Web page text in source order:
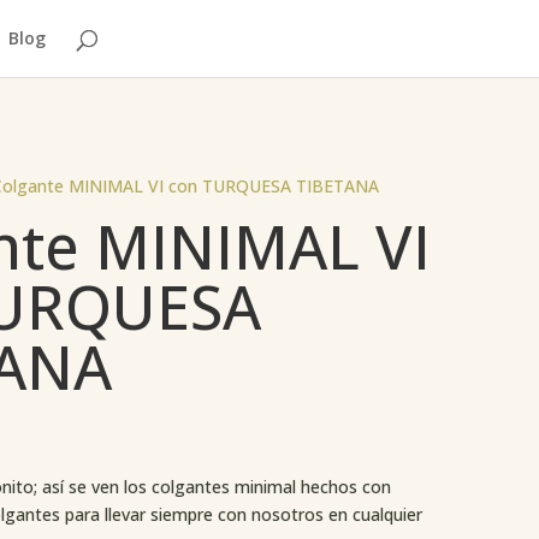
Blog
MINIMAL VI con TURQUESA TIBETANA
MINIMAL VI
así se ven los colgantes minimal hechos con
para llevar siempre con nosotros en cualquier